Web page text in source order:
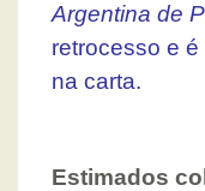
Argentina de
retrocesso e
na carta.
Estimados